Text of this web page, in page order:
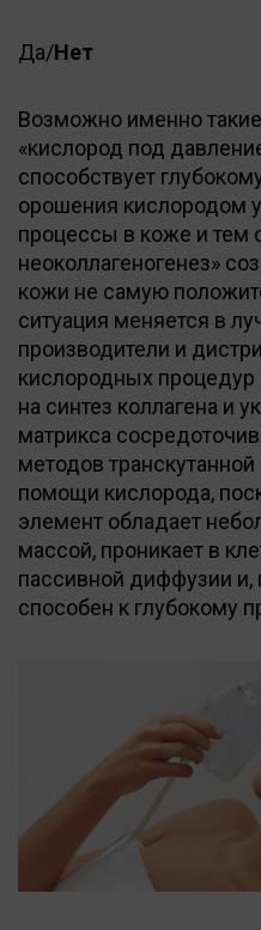
Да/Нет
Возможно именно
«кислород под
способствует
орошения кислородом
процессы в коже и тем
неоколлагеногенез»
кожи не самую
ситуация меняется в
производители и
кислородных
на синтез коллагена и
матрикса
методов
помощи кислорода,
элемент обладает
массой, проникает в
пассивной диффузии и,
способен к глубокому